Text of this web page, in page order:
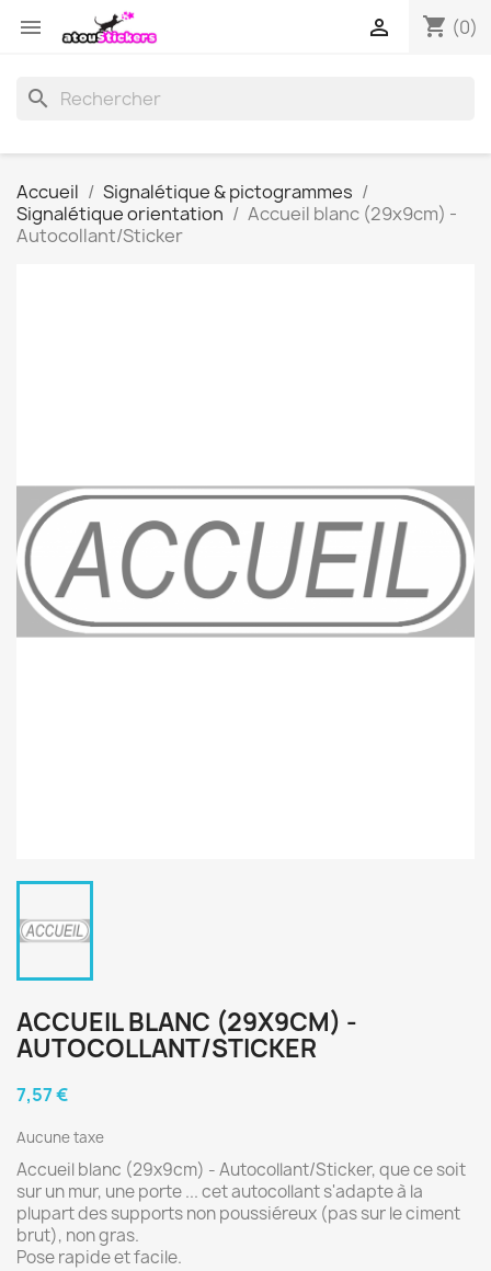
 shopping_cart (0)

search
Accueil
Signalétique & pictogrammes
Signalétique orientation
Accueil blanc (29x9cm) -
Autocollant/Sticker
ACCUEIL BLANC (29X9CM) -
AUTOCOLLANT/STICKER
7,57 €
Aucune taxe
Accueil blanc (29x9cm) - Autocollant/Sticker, que ce soit
sur un mur, une porte ... cet autocollant s'adapte à la
plupart des supports non poussiéreux (pas sur le ciment
brut), non gras.
Pose rapide et facile.